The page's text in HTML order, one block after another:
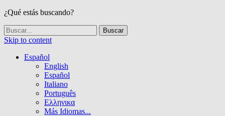
¿Qué estás buscando?
Skip to content
Español
English
Español
Italiano
Português
Ελληνικα
Más Idiomas...